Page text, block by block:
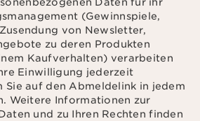
(Gewinnspiele,
von Newsletter,
zu deren Produkten
Kaufverhalten) verarbeiten
Einwilligung jederzeit
Sie auf den Abmeldelink in jedem
Weitere Informationen zur
und zu Ihren Rechten finden